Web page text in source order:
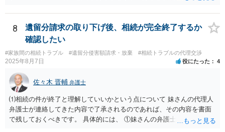
相談されるのが良いと思います。
8
遺留分請求の取り下げ後、相続が完全終了するか
確認したい
#家族間の相続トラブル #遺留分侵害額請求・放棄 #相続トラブルの代理交渉
2025年8月7日 役にたった 4
佐々木 晋輔 弁護士
⑴相続の件が終了と理解していいかという点について 妹さんの代理人
弁護士が連絡してきた内容で了承されるのであれば、その内容を書面
で残しておくべきです。 具体的には、 ①妹さんの弁護士に対して、連